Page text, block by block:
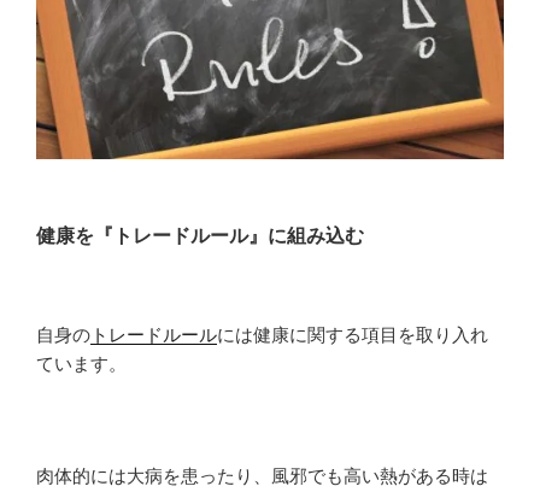
健康を『トレードルール』に組み込む
自身の トレードルールには健康に関する項目を取り入れ
ています。
肉体的には大病を患ったり、風邪でも高い熱がある時は